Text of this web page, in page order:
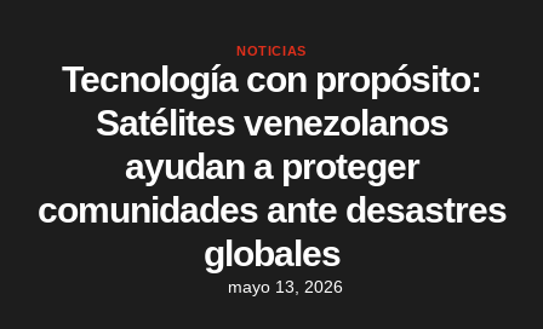
NOTICIAS
Tecnología con propósito:
Satélites venezolanos
ayudan a proteger
comunidades ante desastres
globales
mayo 13, 2026